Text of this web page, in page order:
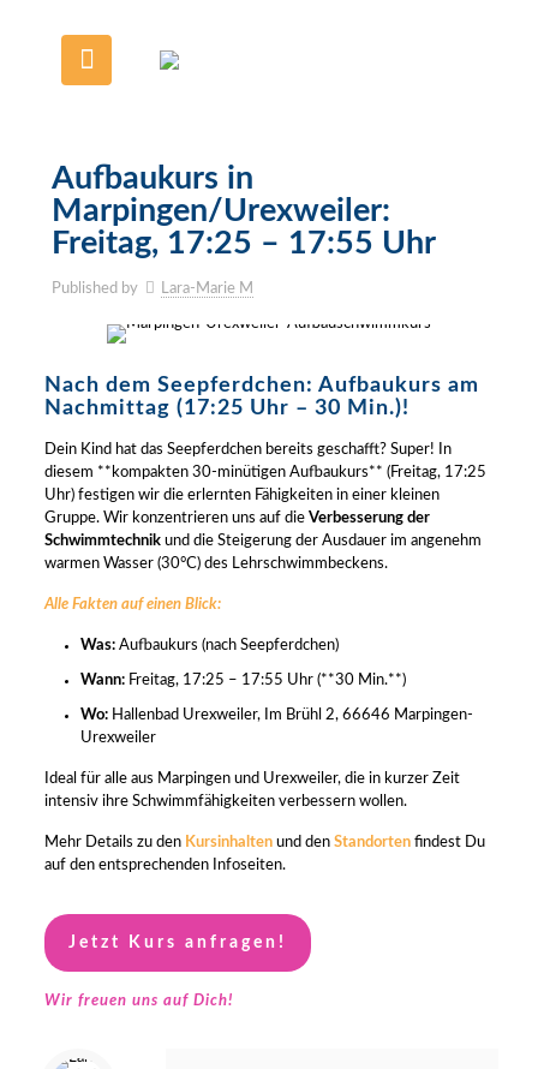
Aufbaukurs in
Marpingen/Urexweiler:
Freitag, 17:25 – 17:55 Uhr
Published by Lara-Marie M
Nach dem Seepferdchen: Aufbaukurs am
Nachmittag (17:25 Uhr – 30 Min.)!
Dein Kind hat das Seepferdchen bereits geschafft? Super! In
diesem **kompakten 30-minütigen Aufbaukurs** (Freitag, 17:25
Uhr) festigen wir die erlernten Fähigkeiten in einer kleinen
Gruppe. Wir konzentrieren uns auf die Verbesserung der
Schwimmtechnikund die Steigerung der Ausdauer im angenehm
warmen Wasser (30°C) des Lehrschwimmbeckens.
Alle Fakten auf einen Blick:
Was:Aufbaukurs (nach Seepferdchen)
Wann:Freitag, 17:25 – 17:55 Uhr (**30 Min.**)
Wo: Hallenbad Urexweiler, Im Brühl 2, 66646 Marpingen-
Urexweiler
Ideal für alle aus Marpingen und Urexweiler, die in kurzer Zeit
intensiv ihre Schwimmfähigkeiten verbessern wollen.
Mehr Details zu den Kursinhaltenund den Standortenfindest Du
auf den entsprechenden Infoseiten.
Jetzt Kurs anfragen!
Wir freuen uns auf Dich!